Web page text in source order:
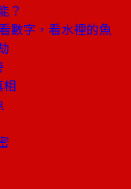
？
數字，看水裡的魚